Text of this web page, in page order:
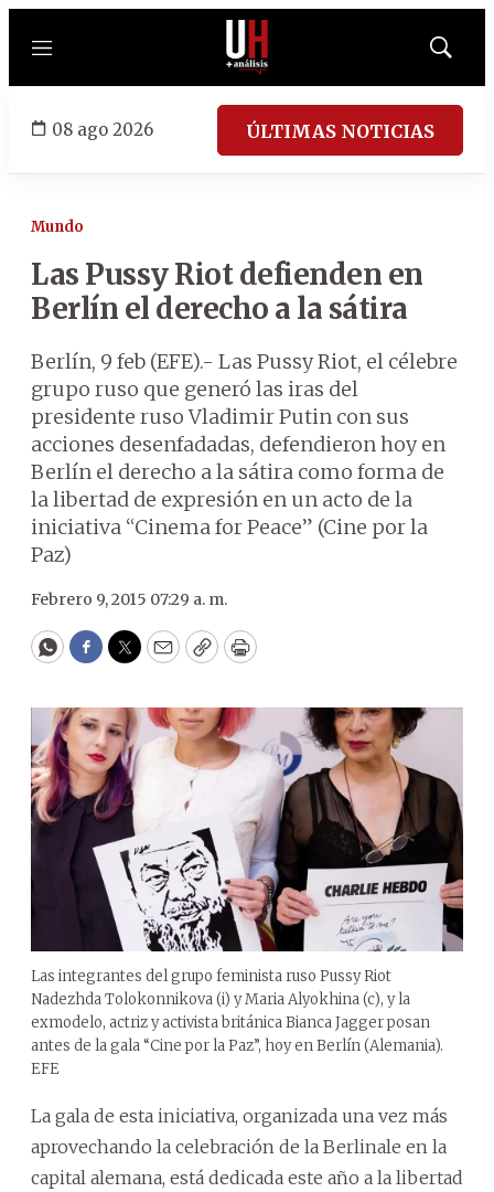
Menú
Mostrar
08 ago 2026 ÚLTIMAS NOTICIAS
Mundo
Las Pussy Riot defienden en
Berlín el derecho a la sátira
Berlín, 9 feb (EFE).- Las Pussy Riot, el célebre
grupo ruso que generó las iras del
presidente ruso Vladimir Putin con sus
acciones desenfadadas, defendieron hoy en
Berlín el derecho a la sátira como forma de
la libertad de expresión en un acto de la
iniciativa “Cinema for Peace” (Cine por la
Paz)
Febrero 9, 2015 07:29 a. m.
WhatsApp
Facebook
Twitter
EmailCopyPrint
Las integrantes del grupo feminista ruso Pussy Riot
Nadezhda Tolokonnikova (i) y Maria Alyokhina (c), y la
exmodelo, actriz y activista británica Bianca Jagger posan
antes de la gala “Cine por la Paz”, hoy en Berlín (Alemania).
EFE
La gala de esta iniciativa, organizada una vez más
aprovechando la celebración de la Berlinale en la
capital alemana, está dedicada este año a la libertad